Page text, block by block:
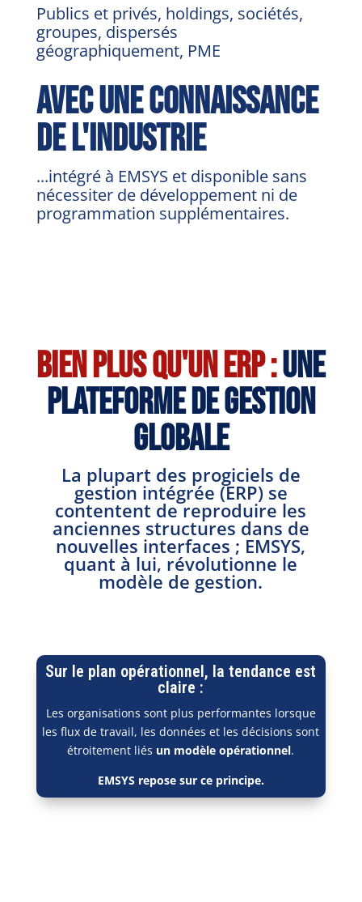
Publics et privés, holdings, sociétés,
groupes, dispersés
géographiquement, PME
avec une connaissance
de l'industrie
...intégré à EMSYS et disponible sans
nécessiter de développement ni de
programmation supplémentaires.
Bien plus qu'un ERP :Une
plateforme de gestion
globale
La plupart des progiciels de
gestion intégrée (ERP) se
contentent de reproduire les
anciennes structures dans de
nouvelles interfaces ; EMSYS,
quant à lui, révolutionne le
modèle de gestion.
Sur le plan opérationnel, la tendance est
claire :
Les organisations sont plus performantes lorsque
les flux de travail, les données et les décisions sont
étroitement liés un modèle opérationnel.
EMSYS repose sur ce principe.